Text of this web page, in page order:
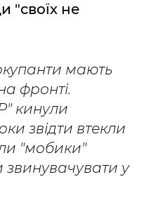
"своїх не
мають
фронті.
кинули
звідти втекли
"мобики"
звинувачувати у